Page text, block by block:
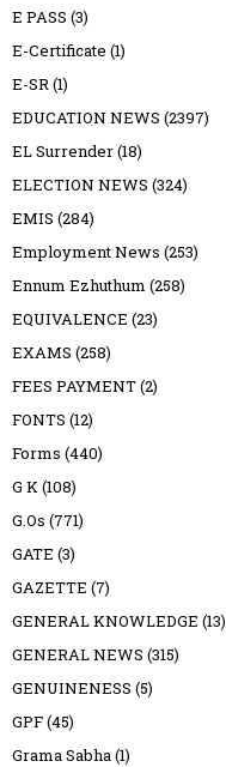
E PASS (3)
E-Certificate (1)
E-SR(1)
EDUCATION NEWS (2397)
EL Surrender(18)
ELECTION NEWS (324)
EMIS (284)
Employment News (253)
Ennum Ezhuthum (258)
EQUIVALENCE (23)
EXAMS (258)
FEES PAYMENT(2)
FONTS (12)
Forms (440)
G K(108)
G.Os (771)
GATE (3)
GAZETTE (7)
GENERAL KNOWLEDGE (13)
GENERAL NEWS (315)
GENUINENESS (5)
GPF(45)
Grama Sabha(1)